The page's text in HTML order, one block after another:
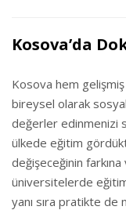
Kosova’da
Kosova hem
bireysel olarak
değerler edinmenizi
ülkede eğitim
değişeceğinin
üniversitelerde
yanı sıra pratikte